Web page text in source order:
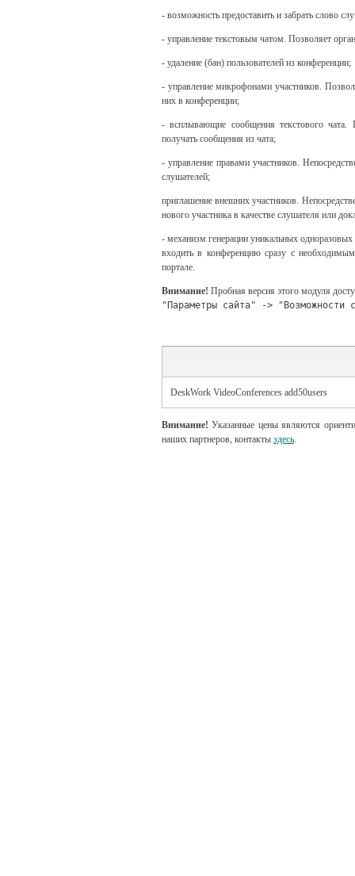
- возможность предоставить и забрать слово
- управление текстовым чатом. Позволяет
- удаление (бан) пользователей из конференции;
- управление микрофонами участников.
них в конференции;
- всплывающие сообщения текстового чата.
получать сообщения из чата;
- управление правами участников.
слушателей;
приглашение внешних участников.
нового участника в качестве слушателя или
- механизм генерации уникальных
входить в конференцию сразу с
портале.
Внимание! Пробная версия этого модуля
"Параметры сайта" -> "Возможности
DeskWork VideoConferences add50users
Внимание! Указанные цены являются
наших партнеров, контакты здесь